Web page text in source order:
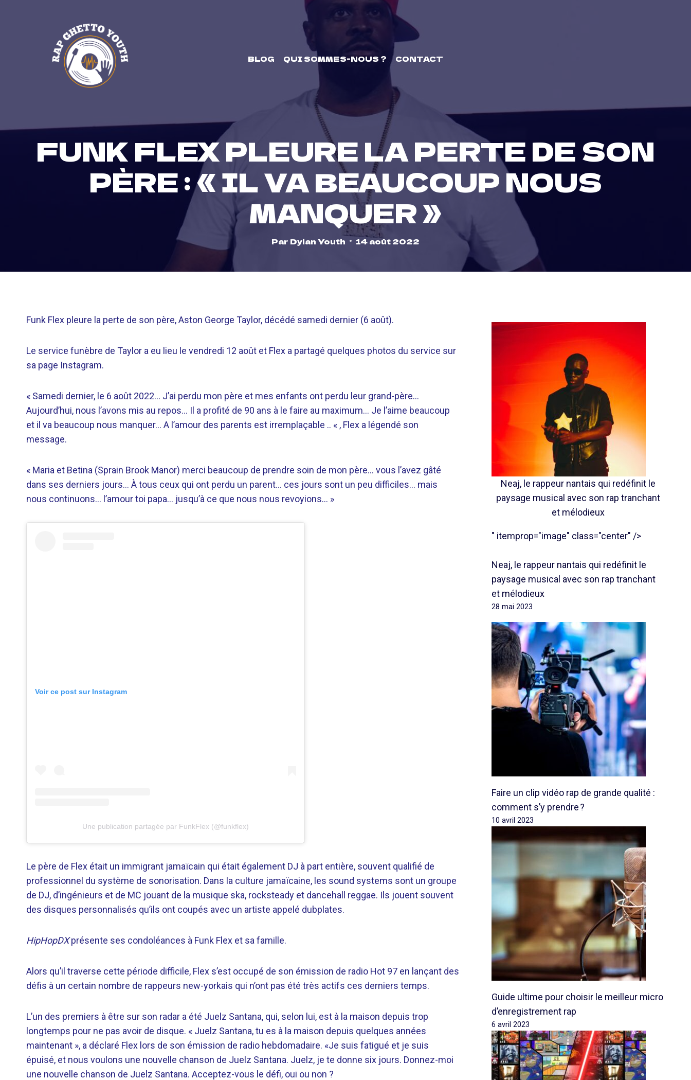
BLOG QUI SOMMES-NOUS ? CONTACT
FUNK FLEX PLEURE LA PERTE DE SON
PÈRE : « IL VA BEAUCOUP NOUS
MANQUER »
Par Dylan Youth 14 août 2022
Funk Flex pleure la perte de son père, Aston George Taylor, décédé samedi dernier (6 août).
Le service funèbre de Taylor a eu lieu le vendredi 12 août et Flex a partagé quelques photos du service sur
sa page Instagram.
« Samedi dernier, le 6 août 2022… J’ai perdu mon père et mes enfants ont perdu leur grand-père…
Aujourd’hui, nous l’avons mis au repos… Il a profité de 90 ans à le faire au maximum… Je l’aime beaucoup
et il va beaucoup nous manquer… A l’amour des parents est irremplaçable .. « , Flex a légendé son
message.
« Maria et Betina (Sprain Brook Manor) merci beaucoup de prendre soin de mon père… vous l’avez gâté
dans ses derniers jours… À tous ceux qui ont perdu un parent… ces jours sont un peu difficiles… mais
nous continuons… l’amour toi papa… jusqu’à ce que nous nous revoyions… »
Voir ce post sur Instagram
Une publication partagée par FunkFlex (@funkflex)
Le père de Flex était un immigrant jamaïcain qui était également DJ à part entière, souvent qualifié de
professionnel du système de sonorisation. Dans la culture jamaïcaine, les sound systems sont un groupe
de DJ, d’ingénieurs et de MC jouant de la musique ska, rocksteady et dancehall reggae. Ils jouent souvent
des disques personnalisés qu’ils ont coupés avec un artiste appelé dubplates.
HipHopDXprésente ses condoléances à Funk Flex et sa famille.
Alors qu’il traverse cette période difficile, Flex s’est occupé de son émission de radio Hot 97 en lançant des
défis à un certain nombre de rappeurs new-yorkais qui n’ont pas été très actifs ces derniers temps.
L’un des premiers à être sur son radar a été Juelz Santana, qui, selon lui, est à la maison depuis trop
longtemps pour ne pas avoir de disque. « Juelz Santana, tu es à la maison depuis quelques années
maintenant », a déclaré Flex lors de son émission de radio hebdomadaire. «Je suis fatigué et je suis
épuisé, et nous voulons une nouvelle chanson de Juelz Santana. Juelz, je te donne six jours. Donnez-moi
une nouvelle chanson de Juelz Santana. Acceptez-vous le défi, oui ou non ?
Neaj, le rappeur nantais qui redéfinit le
paysage musical avec son rap tranchant
et mélodieux
" itemprop="image" class="center" />
Neaj, le rappeur nantais qui redéfinit le
paysage musical avec son rap tranchant
et mélodieux
28 mai 2023
Faire un clip vidéo rap de grande qualité :
comment s’y prendre ?
10 avril 2023
Guide ultime pour choisir le meilleur micro
d’enregistrement rap
6 avril 2023